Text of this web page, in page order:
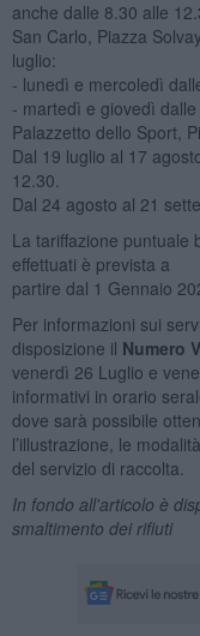
anche dalle 8.30 alle
San Carlo, Piazza
luglio:
- lunedì e mercoledì
- martedì e giovedì
Palazzetto dello Sport,
Dal 19 luglio al 17
12.30.
Dal 24 agosto al 21
La tariffazione puntuale
effettuati è prevista a
partire dal 1 Gennaio
Per informazioni sui
disposizione il Numero
venerdì 26 Luglio e
informativi in orario
dove sarà possibile
l’illustrazione, le
del servizio di raccolta.
In fondo all'articolo è
smaltimento dei rifiuti